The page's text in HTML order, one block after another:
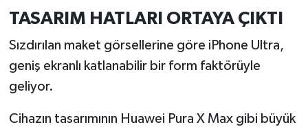
TASARIM HATLARI ORTAYA ÇIKTI
Sızdırılan maket görsellerine göre iPhone Ultra,
geniş ekranlı katlanabilir bir form faktörüyle
geliyor.
Cihazın tasarımının Huawei Pura X Max gibi büyük
Magazin